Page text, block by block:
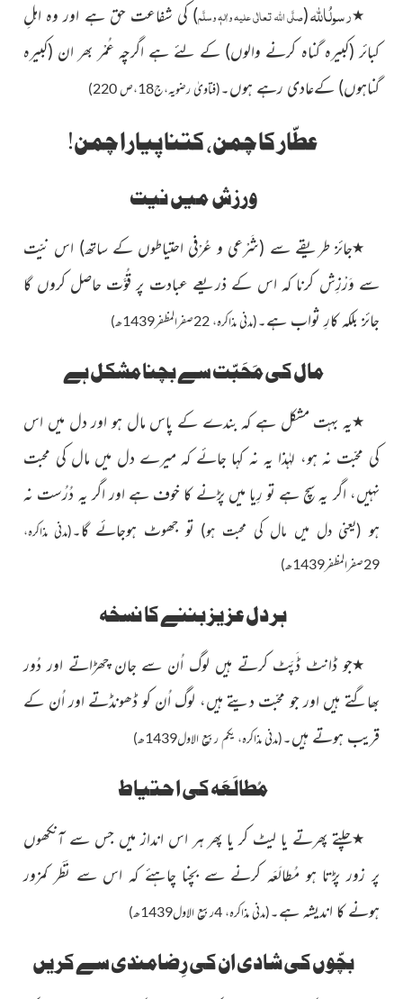
٭رسولُاللہ(صلَّی اللہ تعالٰی علیہ واٰلہٖ وسلَّم) کی شفاعت حق ہے اور وہ اہلِ
کبائر (کبیرہ گناہ کرنے والوں) کے لئے ہے اگرچہ عُمْر بھر ان (کبیرہ
گناہوں)کےعادی رہے ہوں۔(فتاویٰ رضویہ،ج18،ص 220)
عطّار کا چمن، کتنا پیارا چمن!
ورزشمیں نیت
٭جائز طرىقے سے (شَرْعی و عُرْفی احتیاطوں کے ساتھ) اس نیّت
سے وَرْزِش کرنا کہ اس کے ذریعے عبادت پر قُوَّت حاصل کروں گا
جائز بلکہ کارِ ثواب ہے۔(مدنی مذاکرہ، 22صفرالمظفر1439ھ)
مال کی مَحَبّت سے بچنا مشکل ہے
٭ىہ بہت مشکل ہے کہ بندے کے پاس مال ہو اور دل مىں اس
کی محبّت نہ ہو، لہٰذا يہ نہ کہا جائے کہ ميرے دل میں مال کی محبت
نہیں، اگر یہ سچ ہے تو رِیا میں پڑنے کا خوف ہے اوراگر یہ دُرُست نہ
ہو (یعنی دل میں مال کی محبت ہو) تو جھوٹ ہوجائے گا۔(مدنی مذاکرہ،
29صفرالمظفر1439ھ)
ہر دل عزیز بننے کا نسخہ
٭جو ڈانٹ ڈَپَٹ کرتے ہىں لوگ اُن سے جان چھڑاتے اور دُور
بھاگتے ہىں اور جو محبّت دىتے ہىں، لوگ اُن کو ڈھونڈتے اور اُن کے
قریب ہوتے ہىں۔(مدنی مذاکرہ، یکم ربیع الاول1439ھ)
مُطالَعَہ کی احتیاط
٭چلتے پھرتے یا لیٹ کر یا پھر ہر اس انداز میں جس سے آنکھوں
پر زور پڑتا ہو مُطالَعَہ کرنے سے بچنا چاہئے کہ اس سے نَظَر کمزور
ہونے کا اندیشہ ہے۔(مدنی مذاکرہ، 4ربیع الاول1439ھ)
بچّوں کی شادی ان کی رِضامندی سے کریں